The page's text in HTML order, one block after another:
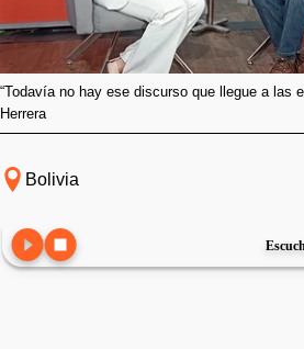
“Todavía no hay ese discurso que llegue a las
Herrera
Bolivia